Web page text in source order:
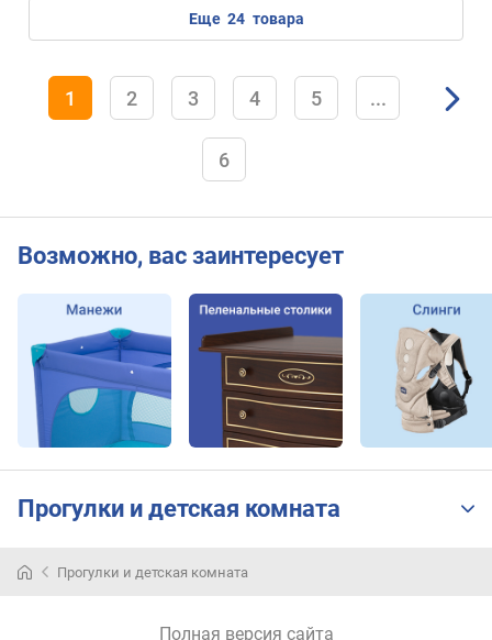
еще 24 товара
1 2 3 4 5 ...
6
Возможно, вас заинтересует
Прогулки и детская комната
Прогулки и детская комната
Полная версия сайта